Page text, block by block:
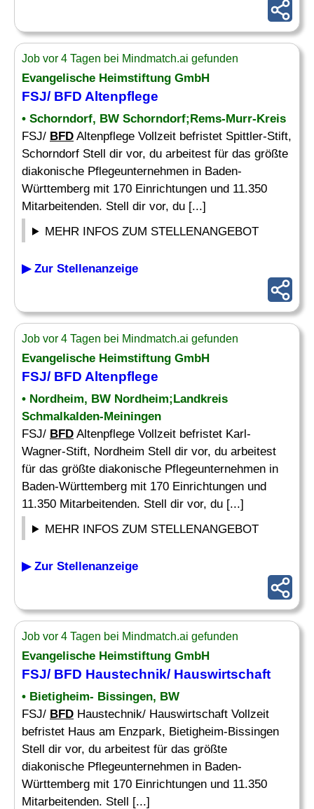
Job vor 4 Tagen bei Mindmatch.ai gefunden
Evangelische Heimstiftung GmbH
FSJ/ BFD Altenpflege
• Schorndorf, BW Schorndorf;Rems-Murr-Kreis
FSJ/ BFD Altenpflege Vollzeit befristet Spittler-Stift,
Schorndorf Stell dir vor, du arbeitest für das größte
diakonische Pflegeunternehmen in Baden-
Württemberg mit 170 Einrichtungen und 11.350
Mitarbeitenden. Stell dir vor, du [...]
MEHR INFOS ZUM STELLENANGEBOT
▶ Zur Stellenanzeige
Job vor 4 Tagen bei Mindmatch.ai gefunden
Evangelische Heimstiftung GmbH
FSJ/ BFD Altenpflege
• Nordheim, BW Nordheim;Landkreis
Schmalkalden-Meiningen
FSJ/ BFD Altenpflege Vollzeit befristet Karl-
Wagner-Stift, Nordheim Stell dir vor, du arbeitest
für das größte diakonische Pflegeunternehmen in
Baden-Württemberg mit 170 Einrichtungen und
11.350 Mitarbeitenden. Stell dir vor, du [...]
MEHR INFOS ZUM STELLENANGEBOT
▶ Zur Stellenanzeige
Job vor 4 Tagen bei Mindmatch.ai gefunden
Evangelische Heimstiftung GmbH
FSJ/ BFD Haustechnik/ Hauswirtschaft
• Bietigheim- Bissingen, BW
FSJ/ BFD Haustechnik/ Hauswirtschaft Vollzeit
befristet Haus am Enzpark, Bietigheim-Bissingen
Stell dir vor, du arbeitest für das größte
diakonische Pflegeunternehmen in Baden-
Württemberg mit 170 Einrichtungen und 11.350
Mitarbeitenden. Stell [...]